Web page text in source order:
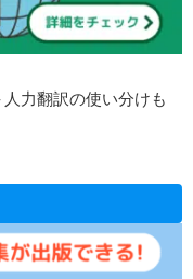
力翻訳の使い分けも